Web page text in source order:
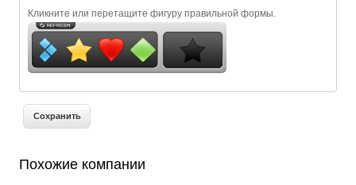
Кликните или перетащите фигуру правильной формы.
Похожие компании